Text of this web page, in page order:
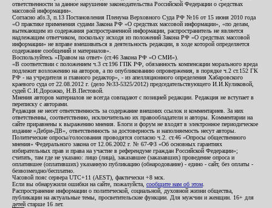
ответственности за данное нарушение законодательства Российской Федерации о средствах
массовой информации».
Согласно абз.3, п.13 Постановления Пленума Верховного Суда РФ №16 от 15 июня 2010 года
«О практике применения судами Закона РФ «О средствах массовой информации», «по делам,
вытекающим из содержания распространенной информации, распространитель не является
надлежащим ответчиком, поскольку исходя из положений Закона РФ «О средствах массовой
информации» не вправе вмешиваться в деятельность редакции, в ходе которой определяется
содержание сообщений и материалов».
Воспользуйтесь «Правом на ответ» (ст.46 Закона РФ «О СМИ»).
«В соответствии с положением ч.3 ст.196 ГПК РФ, обязанность компенсации морального вреда
подлежит возложению на авторов, а по опубликованию опровержения, в порядке ч.2 ст.152 ГК
РФ - на учредителя и главного редактор», - из апелляционного определения Хабаровского
краевого суда от 22.08.2012 г. (дело №33-5325/2012) председательствующего И.И.Куликовой,
судей С.И.Дорожко, Н.В.Пестовой.
Мнения авторов материалов не всегда совпадают с позицией редакции. Редакция не вступает в
переписку с авторами.
Редакция не несет ответственность за содержание внешних ссылок и комментариев. За них
ответственны, соответственно, исключительно их правообладатели и авторы. Комментарии на
сайте приравнены к выражению мнения. Блоги и форум не входят в электронное периодическое
издание «Дебри-ДВ», ответственность за достоверность и наполняемость несут авторы.
Политические опросы/голосования проводятся согласно ч.2. ст.46 «Опросы общественного
мнения» Федерального закона от 12.06.2002 г. № 67-ФЗ «Об основных гарантиях
избирательных прав и права на участие в референдуме граждан Российской Федерации»;
считать, там где не указано: лицо (лица), заказавшее (заказавших) проведение опроса и
оплатившее (оплативших) указанную публикацию (обнародование) - едино - сайт, без оплаты -
безвозмездно/бесплатно.
Часовой пояс сервера UTC+11 (AEST), фактически +8 мск.
Если вы обнаружили ошибки на сайте, пожалуйста, сообщите нам об этом
Распространение информации о политической, социальной, духовной жизни общества,
публикации на актуальные темы, просветительские функции. Для мужчин и женщин. 16+ для
детей старше 16 лет.